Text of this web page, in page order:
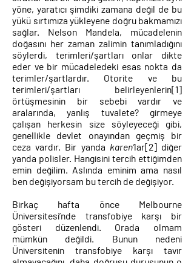
yöne, yaratıcı şimdiki zamana değil de bu
yükü sırtımıza yükleyene doğru bakmamızı
sağlar. Nelson Mandela, mücadelenin
doğasını her zaman zalimin tanımladığını
söylerdi, terimleri/şartları onlar dikte
eder ve bir mücadeledeki esas nokta da
terimler/şartlardır. Otorite ve bu
terimleri/şartları belirleyenlerin[1]
örtüşmesinin bir sebebi vardır ve
aralarında, yanlış tuvalete? girmeye
çalışan herkesin size söyleyeceği gibi,
genellikle devlet onayından geçmiş bir
ceza vardır. Bir yanda karen’lar[2]diğer
yanda polisler. Hangisini tercih ettiğimden
emin değilim. Aslında eminim ama nasıl
ben değişiyorsam bu tercih de değişiyor.
Birkaç hafta önce Melbourne
Üniversitesi’nde transfobiye karşı bir
gösteri düzenlendi. Orada olmam
mümkün değildi. Bunun nedeni
Üniversitenin transfobiye karşı tavır